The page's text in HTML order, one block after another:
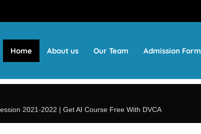
Home About us Our Team Admission Form
2021-2022 | Get AI Course Free With DVCA